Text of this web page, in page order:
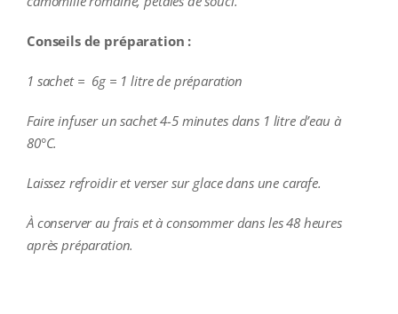
Conseils de préparation :
1 sachet = 6g = 1 litre de préparation
Faire infuser un sachet 4-5 minutes dans 1 litre d’eau à
80°C.
Laissez refroidir et verser sur glace dans une carafe.
À conserver au frais et à consommer dans les 48 heures
après préparation.